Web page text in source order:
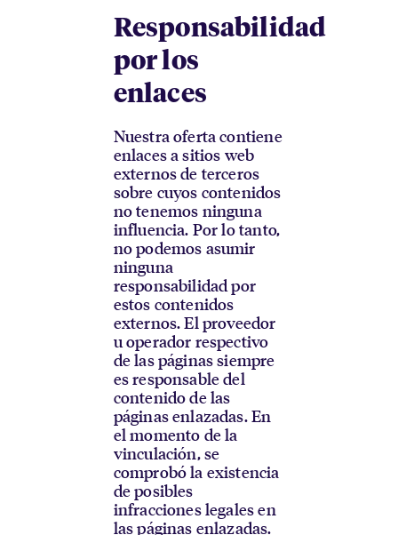
Responsabilidad
por los
enlaces
Nuestra oferta contiene
enlaces a sitios web
externos de terceros
sobre cuyos contenidos
no tenemos ninguna
influencia. Por lo tanto,
no podemos asumir
ninguna
responsabilidad por
estos contenidos
externos. El proveedor
u operador respectivo
de las páginas siempre
es responsable del
contenido de las
páginas enlazadas. En
el momento de la
vinculación, se
comprobó la existencia
de posibles
infracciones legales en
las páginas enlazadas.